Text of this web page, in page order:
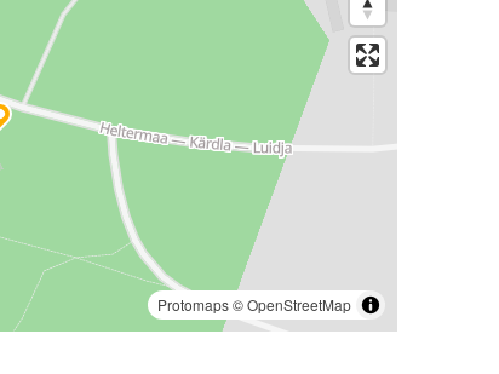
Protomaps©OpenStreetMap